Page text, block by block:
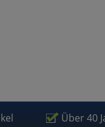
Über 40